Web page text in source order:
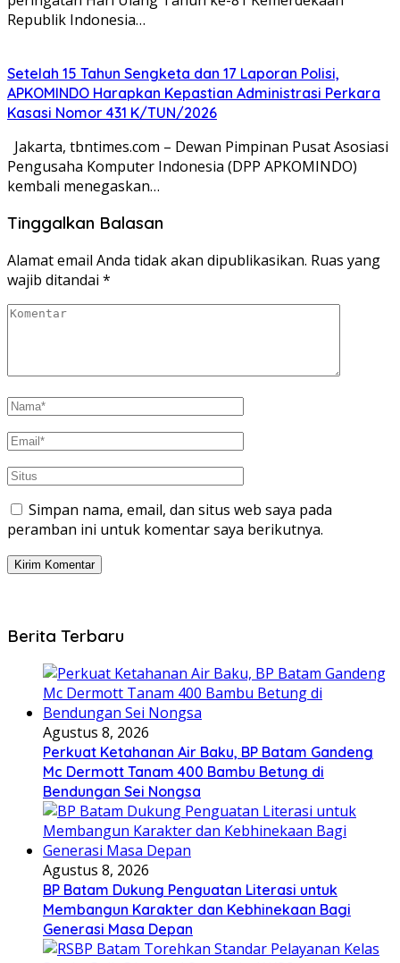
Republik Indonesia…
Setelah 15 Tahun Sengketa dan 17 Laporan Polisi,
APKOMINDO Harapkan Kepastian Administrasi Perkara
Kasasi Nomor 431 K/TUN/2026
Jakarta, tbntimes.com – Dewan Pimpinan Pusat Asosiasi
Pengusaha Komputer Indonesia (DPP APKOMINDO)
kembali menegaskan…
Tinggalkan Balasan
Alamat email Anda tidak akan dipublikasikan. Ruas yang
wajib ditandai *
Simpan nama, email, dan situs web saya pada
peramban ini untuk komentar saya berikutnya.
Berita Terbaru
Agustus 8, 2026
Perkuat Ketahanan Air Baku, BP Batam Gandeng
Mc Dermott Tanam 400 Bambu Betung di
Bendungan Sei Nongsa
Agustus 8, 2026
BP Batam Dukung Penguatan Literasi untuk
Membangun Karakter dan Kebhinekaan Bagi
Generasi Masa Depan